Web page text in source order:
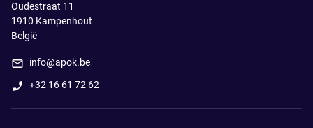
Oudestraat 11
1910 Kampenhout
België
info@apok.be
+32 16 61 72 62